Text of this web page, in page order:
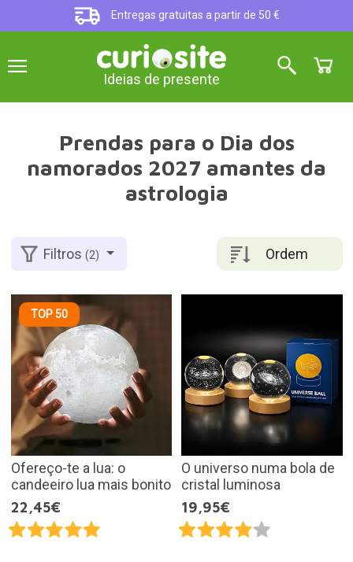
Entregas gratuitas a partir de 50 €
Ideias de presente
Prendas para o Dia dos
namorados 2027 amantes da
astrologia
Ordem
Filtros(2)
TOP 50
Ofereço-te a lua: o
candeeiro lua mais bonito
22,45€
O universo numa bola de
cristal luminosa
19,95€